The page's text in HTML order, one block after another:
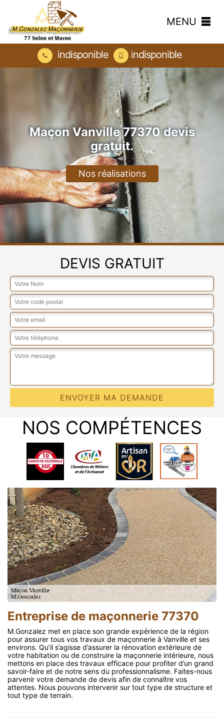
MENU
indisponible indisponible
Maçon Vanville 77370 devis
gratuit.
Nos réalisations
DEVIS GRATUIT
NOS COMPÉTENCES
Entreprise de maçonnerie 77370
M.Gonzalez met en place son grande expérience de la région
pour assurer tous vos travaux de maçonnerie à Vanville et ses
environs. Qu’il s’agisse d’assurer la rénovation extérieure de
votre habitation ou de construire la maçonnerie intérieure, nous
mettons en place des travaux efficace pour profiter d’un grand
savoir-faire et de notre sens du professionnalisme. Faites-nous
parvenir votre demande de devis afin de connaître vos
attentes. Nous pouvons intervenir sur tout type de structure et
tout type de terrain.